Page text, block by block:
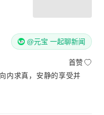
@元宝 一起聊新闻
首赞
内求真，安静的享受并